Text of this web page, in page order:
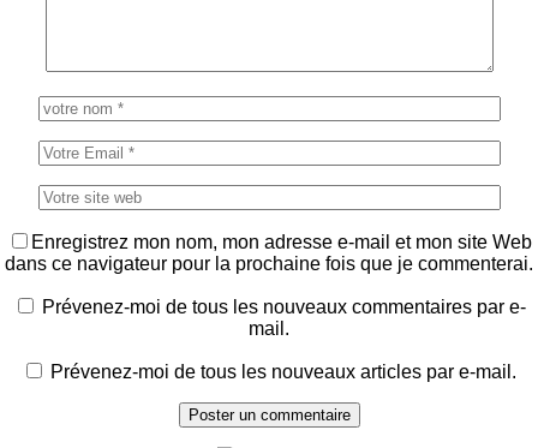
Enregistrez mon nom, mon adresse e-mail et mon site Web
dans ce navigateur pour la prochaine fois que je commenterai.
Prévenez-moi de tous les nouveaux commentaires par e-
mail.
Prévenez-moi de tous les nouveaux articles par e-mail.